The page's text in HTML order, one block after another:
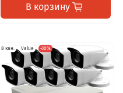
В корзину
8 кан. Value -30%